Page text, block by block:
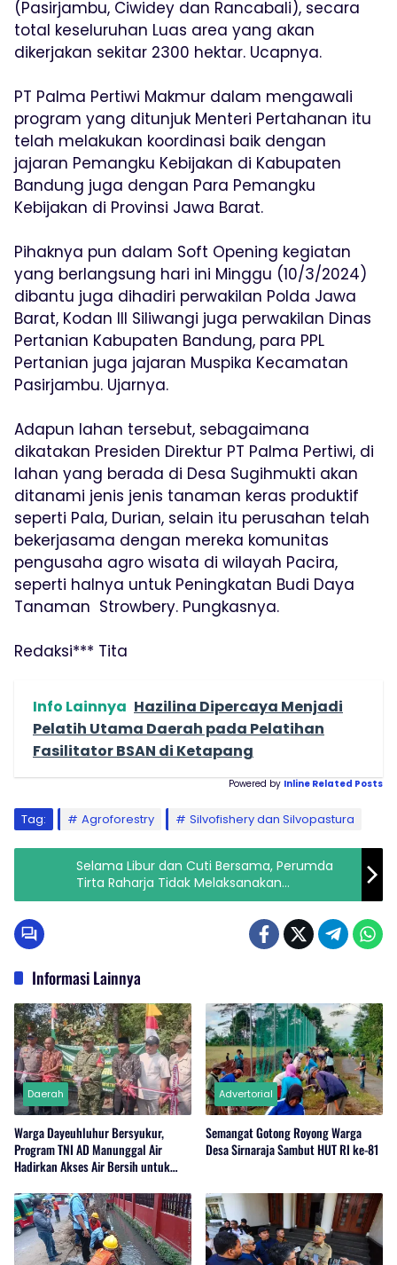
(Pasirjambu, Ciwidey dan Rancabali), secara
total keseluruhan Luas area yang akan
dikerjakan sekitar 2300 hektar. Ucapnya.
PT Palma Pertiwi Makmur dalam mengawali
program yang ditunjuk Menteri Pertahanan itu
telah melakukan koordinasi baik dengan
jajaran Pemangku Kebijakan di Kabupaten
Bandung juga dengan Para Pemangku
Kebijakan di Provinsi Jawa Barat.
Pihaknya pun dalam Soft Opening kegiatan
yang berlangsung hari ini Minggu (10/3/2024)
dibantu juga dihadiri perwakilan Polda Jawa
Barat, Kodan III Siliwangi juga perwakilan Dinas
Pertanian Kabupaten Bandung, para PPL
Pertanian juga jajaran Muspika Kecamatan
Pasirjambu. Ujarnya.
Adapun lahan tersebut, sebagaimana
dikatakan Presiden Direktur PT Palma Pertiwi, di
lahan yang berada di Desa Sugihmukti akan
ditanami jenis jenis tanaman keras produktif
seperti Pala, Durian, selain itu perusahan telah
bekerjasama dengan mereka komunitas
pengusaha agro wisata di wilayah Pacira,
seperti halnya untuk Peningkatan Budi Daya
Tanaman Strowbery. Pungkasnya.
Redaksi*** Tita
Info Lainnya Hazilina Dipercaya Menjadi
Pelatih Utama Daerah pada Pelatihan
Fasilitator BSAN di Ketapang
Powered by Inline Related Posts
Tag: Agroforestry Silvofishery dan Silvopastura
Selama Libur dan Cuti Bersama, Perumda
Tirta Raharja Tidak Melaksanakan
Pembayaran Tagihan Air Melalui Loket
Informasi Lainnya
Daerah
Warga Dayeuhluhur Bersyukur,
Program TNI AD Manunggal Air
Hadirkan Akses Air Bersih untuk
Advertorial
Semangat Gotong Royong Warga
Desa Sirnaraja Sambut HUT RI ke-81